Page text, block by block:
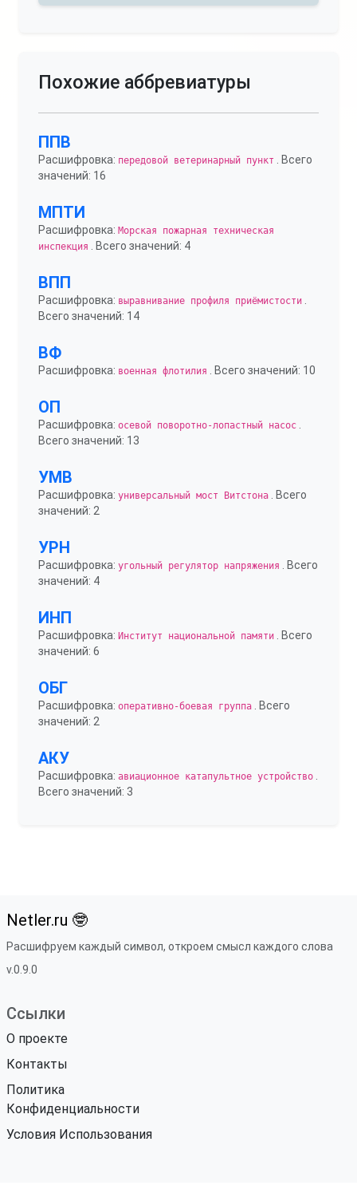
Похожие аббревиатуры
ППВ
Расшифровка: передовой ветеринарный пункт
. Всего
значений: 16
МПТИ
Расшифровка: Морская пожарная техническая
инспекция
. Всего значений: 4
ВПП
Расшифровка: выравнивание профиля приёмистости
Всего значений: 14
ВФ
Расшифровка: военная флотилия . Всего значений: 10
ОП
Расшифровка: осевой поворотно-лопастный насос
Всего значений: 13
УМВ
Расшифровка: универсальный мост Витстона . Всего
значений: 2
УРН
Расшифровка: угольный регулятор напряжения
. Всего
значений: 4
ИНП
Расшифровка: Институт национальной памяти . Всего
значений: 6
ОБГ
Расшифровка: оперативно-боевая группа . Всего
значений: 2
АКУ
Расшифровка: авиационное катапультное устройство
Всего значений: 3
Netler.ru 🤓
Расшифруем каждый символ, откроем смысл каждого слова
v.0.9.0
Ссылки
О проекте
Контакты
Политика
Конфиденциальности
Условия Использования